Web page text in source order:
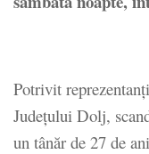
Potrivit
Judeţului Dolj,
un tânăr de 27 de